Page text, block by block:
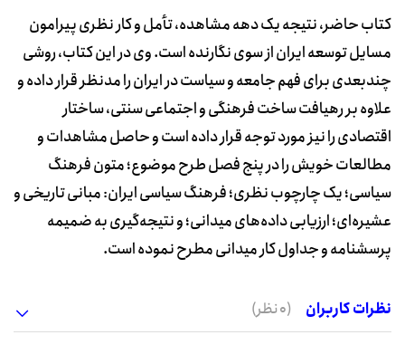
کتاب حاضر، نتیجه یک دهه مشاهده، تأمل و کار نظری پیرامون
مسایل توسعه ایران از سوی نگارنده است. وی در این کتاب، روشی
چندبعدی برای فهم جامعه و سیاست در ایران را مدنظر قرار داده و
علاوه بر رهیافت ساخت فرهنگی و اجتماعی سنتی، ساختار
اقتصادی را نیز مورد توجه قرار داده است و حاصل مشاهدات و
مطالعات خویش را در پنج فصل طرح موضوع؛ متون فرهنگ‌
سیاسی؛ یک چارچوب نظری؛ فرهنگ سیاسی ایران: مبانی تاریخی و
عشیره‌ای؛ ارزیابی داده‌های میدانی؛ و نتیجه‌گیری به ضمیمه
پرسشنامه و جداول کار میدانی مطرح نموده است.
نظرات کاربران (0 نظر)